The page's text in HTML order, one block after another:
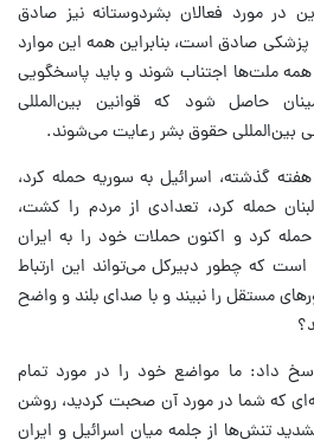
در مورد فعالان بشردوستانه نیز صادق
صادق است، بنابراین همه این موارد
ملت‌ها اجتناب شوند و باید پاسخگویی
حاصل شود که قوانین بین‌المللی
بین‌المللی حقوق بشر رعایت می‌شوند.
گذشته، اسرائیل به سوریه حمله کرد،
حمله کرد، تعدادی از مردم را کشت،
کرد و اکنون حملات خود را به ایران
که چطور دبیرکل می‌تواند این ارتباط
مستقل را نبیند و با صدای بلند و واضح
داد: ما مواضع خود را در مورد تمام
که شما در مورد آن صحبت کردید، روشن
تنش‌ها از جلمه میان اسرائیل و ایران